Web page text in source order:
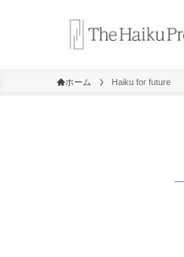
ホーム Haiku for future